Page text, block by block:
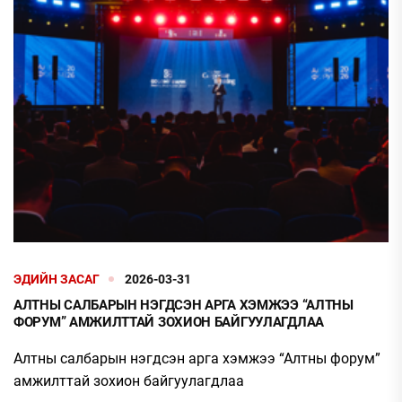
ЭДИЙН ЗАСАГ 2026-03-31
АЛТНЫ САЛБАРЫН НЭГДСЭН АРГА ХЭМЖЭЭ “АЛТНЫ
ФОРУМ” АМЖИЛТТАЙ ЗОХИОН БАЙГУУЛАГДЛАА
Алтны салбарын нэгдсэн арга хэмжээ “Алтны форум”
амжилттай зохион байгуулагдлаа